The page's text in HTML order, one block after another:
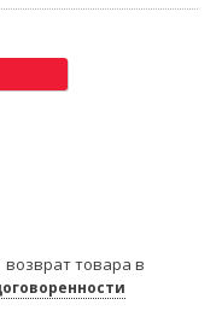
возврат товара в